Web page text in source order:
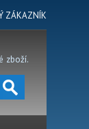
ZÁKAZNÍK
zboží.